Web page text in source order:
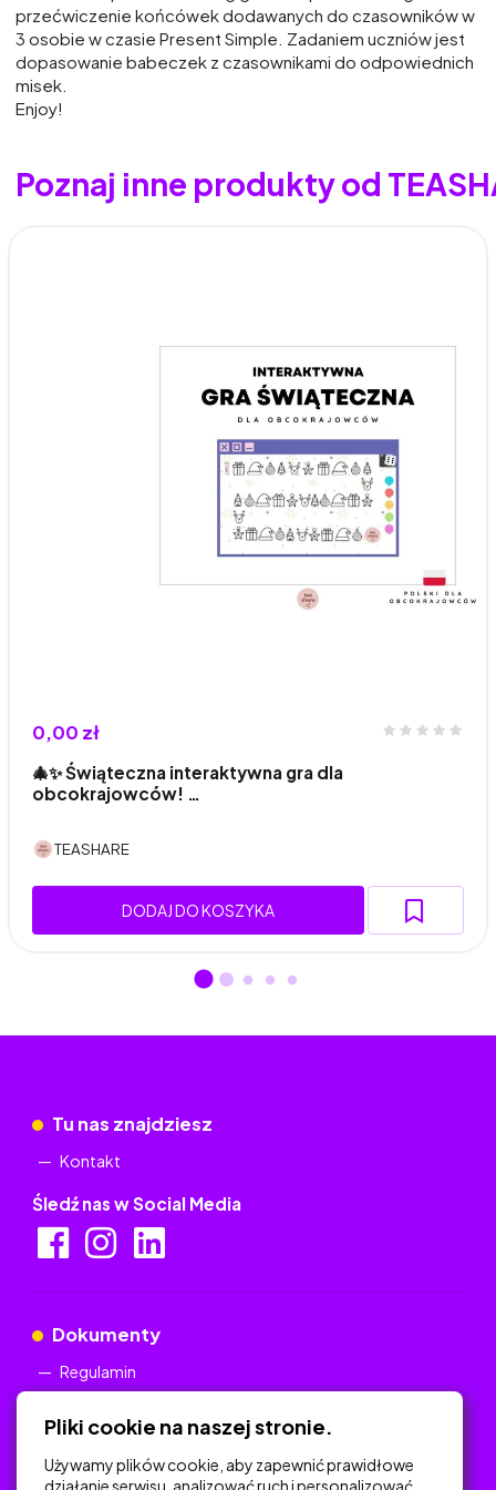
przećwiczenie końcówek dodawanych do czasowników w
3 osobie w czasie Present Simple. Zadaniem uczniów jest
dopasowanie babeczek z czasownikami do odpowiednich
misek.
Enjoy!
Poznaj inne produkty od
0,00 zł
🎄✨ Świąteczna interaktywna gra dla
obcokrajowców! …
TEASHARE
DODAJ DO KOSZYKA
Tu nas znajdziesz
Kontakt
Śledź nas w Social Media
Dokumenty
Regulamin
Pliki cookie na naszej stronie.
Używamy plików cookie, aby zapewnić prawidłowe
działanie serwisu, analizować ruch i personalizować